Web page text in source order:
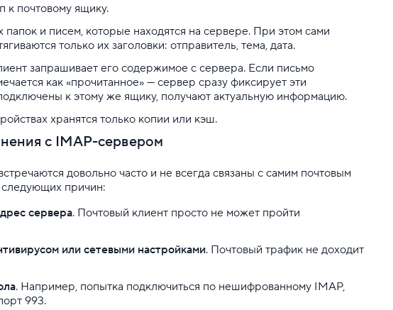
к почтовому ящику.
папок и писем, которые находятся на сервере. При этом сами
только их заголовки: отправитель, тема, дата.
запрашивает его содержимое с сервера. Если письмо
как «прочитанное» — сервер сразу фиксирует эти
к этому же ящику, получают актуальную информацию.
хранятся только копии или кэш.
с IMAP-сервером
довольно часто и не всегда связаны с самим почтовым
причин:
сервера. Почтовый клиент просто не может пройти
или сетевыми настройками. Почтовый трафик не доходит
. Например, попытка подключиться по нешифрованному IMAP,
993.